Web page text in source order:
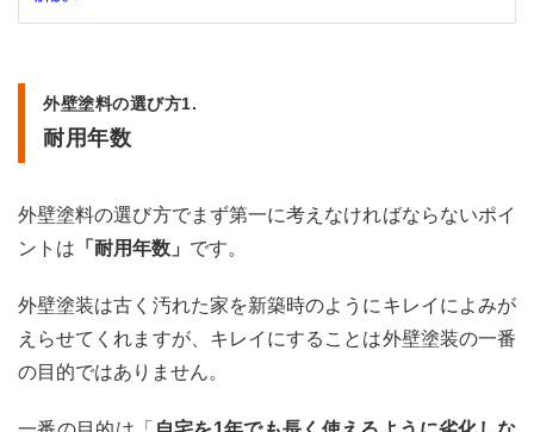
塗料
の特
徴・
2.1.1
アク
塗料
のメ
リッ
ト
外壁塗料の選び方1.
耐用年数
外壁塗料の選び方でまず第一に考えなければならないポイ
ントは 「耐用年数」 です。
外壁塗装は古く汚れた家を新築時のようにキレイによみが
えらせてくれますが、キレイにすることは外壁塗装の一番
の目的ではありません。